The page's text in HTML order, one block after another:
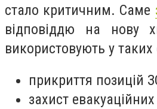
стало критичним. Саме
відповіддю на нову
використовують у таких
прикриття позицій
захист